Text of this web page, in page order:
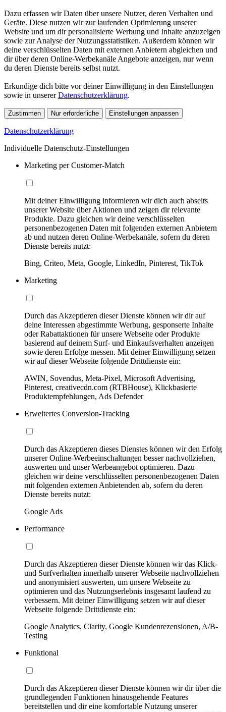
Dazu erfassen wir Daten über unsere Nutzer, deren Verhalten und
Geräte. Diese nutzen wir zur laufenden Optimierung unserer
Website und um dir personalisierte Werbung und Inhalte anzuzeigen
sowie zur Analyse der Nutzungsstatistiken. Außerdem können wir
deine verschlüsselten Daten mit externen Anbietern abgleichen und
dir über deren Online-Werbekanäle Angebote anzeigen, nur wenn
du deren Dienste bereits selbst nutzt.
Erkundige dich bitte vor deiner Einwilligung in den Einstellungen
sowie in unsererDatenschutzerklärung.
Zustimmen Nur erforderliche Einstellungen anpassen
Datenschutzerklärung
Individuelle Datenschutz-Einstellungen
Marketing per Customer-Match
Mit deiner Einwilligung informieren wir dich auch abseits
unserer Website über Aktionen und zeigen dir relevante
Produkte. Dazu gleichen wir deine verschlüsselten
personenbezogenen Daten mit folgenden externen Anbietern
ab und nutzen deren Online-Werbekanäle, sofern du deren
Dienste bereits nutzt:
Bing, Criteo, Meta, Google, LinkedIn, Pinterest, TikTok
Marketing
Durch das Akzeptieren dieser Dienste können wir dir auf
deine Interessen abgestimmte Werbung, gesponserte Inhalte
oder Rabattaktionen für unsere Webseite oder Produkte
basierend auf deinem Surf- und Einkaufsverhalten anzeigen
sowie deren Erfolge messen. Mit deiner Einwilligung setzen
wir auf dieser Webseite folgende Drittdienste ein:
AWIN, Sovendus, Meta-Pixel, Microsoft Advertising,
Pinterest, creativecdn.com (RTBHouse), Klickbasierte
Produktempfehlungen, Ads Defender
Erweitertes Conversion-Tracking
Durch das Akzeptieren dieses Dienstes können wir den Erfolg
unserer Online-Werbeeinschaltungen besser nachvollziehen,
auswerten und unser Werbeangebot optimieren. Dazu
gleichen wir deine verschlüsselten personenbezogenen Daten
mit folgenden externen Anbietenden ab, sofern du deren
Dienste bereits nutzt:
Google Ads
Performance
Durch das Akzeptieren dieser Dienste können wir das Klick-
und Surfverhalten innerhalb unserer Webseite nachvollziehen
und anonymisiert auswerten, um unsere Webseite zu
optimieren und das Nutzungserlebnis insgesamt laufend zu
verbessern. Mit deiner Einwilligung setzen wir auf dieser
Webseite folgende Drittdienste ein:
Google Analytics, Clarity, Google Kundenrezensionen, A/B-
Testing
Funktional
Durch das Akzeptieren dieser Dienste können wir dir über die
grundlegenden Funktionen hinausgehende Features
bereitstellen und dir eine komfortable Nutzung unserer